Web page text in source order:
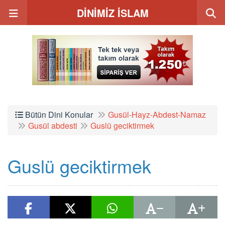
DİNİMİZ İSLAM
Bütün Dini Konular
Gusül-Hayz-Abdest-Namaz
Gusül abdesti
Guslü geciktirmek
Guslü geciktirmek